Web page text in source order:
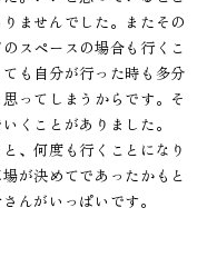
ませんでした。またその
スペースの場合も行くこ
も自分が行った時も多分
ってしまうからです。そ
くことがありました。
、何度も行くことになり
が決めてであったかもと
んがいっぱいです。